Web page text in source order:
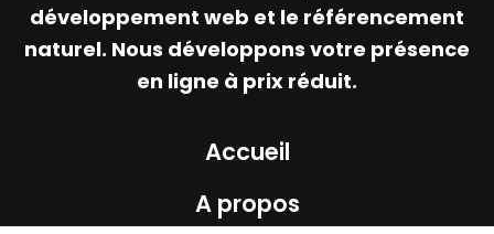
développement web et le référencement
naturel. Nous développons votre présence
en ligne à prix réduit.
Accueil
A propos